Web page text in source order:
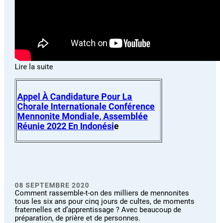
Lire la suite
Appel À Candidature Pour La
Chorale Internationale Conférence
Mennonite Mondiale, Assemblée
Réunie 2022 En IndonésiE
08 SEPTEMBRE 2020
Comment rassemble-t-on des milliers de mennonites
tous les six ans pour cinq jours de cultes, de moments
fraternelles et d’apprentissage ? Avec beaucoup de
préparation, de prière et de personnes.